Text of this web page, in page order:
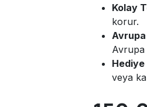
Kolay
korur.
Avrupa
veya